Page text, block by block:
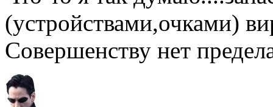
(устройствами,очками)
Совершенству нет